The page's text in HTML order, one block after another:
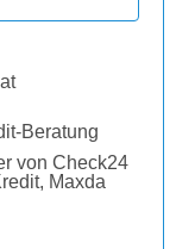
Beratung
von Check24
Maxda